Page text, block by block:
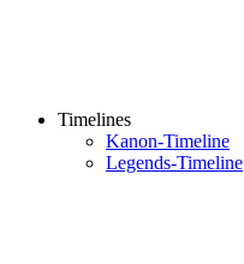
Timelines
Kanon-Timeline
Legends-Timeline